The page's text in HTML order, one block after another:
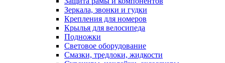
Зеркала, звонки и гудки
Крепления для номеров
Крылья для велосипеда
Подножки
Световое оборудование
Смазки, тредлоки, жидкости